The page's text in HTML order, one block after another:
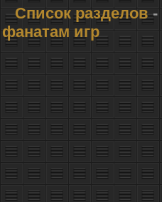
Список разделов-
фанатам игр